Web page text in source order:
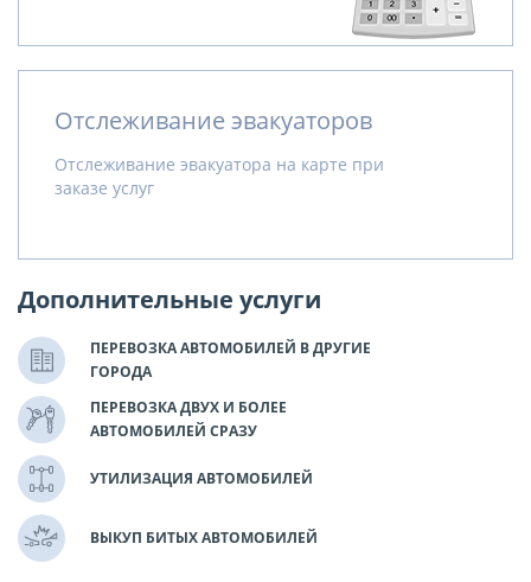
Отслеживание эвакуаторов
Отслеживание эвакуатора на карте при
заказе услуг
Дополнительные услуги
ПЕРЕВОЗКА АВТОМОБИЛЕЙ В ДРУГИЕ
ГОРОДА
ПЕРЕВОЗКА ДВУХ И БОЛЕЕ
АВТОМОБИЛЕЙ СРАЗУ
УТИЛИЗАЦИЯ АВТОМОБИЛЕЙ
ВЫКУП БИТЫХ АВТОМОБИЛЕЙ